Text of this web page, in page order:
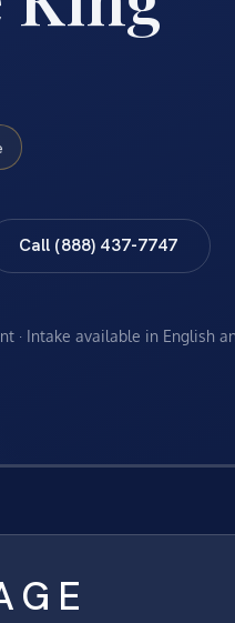
Call (888) 437-7747
· Intake available in English